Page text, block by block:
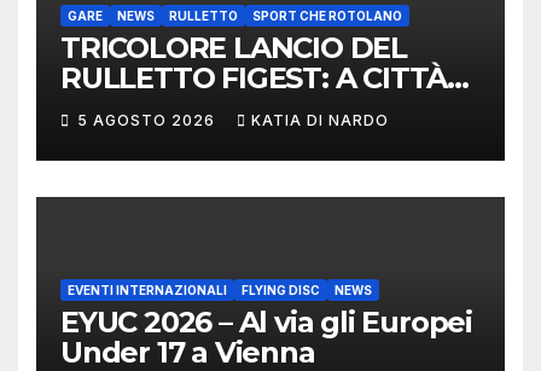
GARE NEWS RULLETTO SPORT CHE ROTOLANO
TRICOLORE LANCIO DEL
RULLETTO FIGEST: A CITTÀ
DI CASTELLO VINCONO
MARCHIGIANI ED UMBRI
5 AGOSTO 2026 KATIA DI NARDO
EVENTI INTERNAZIONALI FLYING DISC NEWS
EYUC 2026 – Al via gli Europei
Under 17 a Vienna